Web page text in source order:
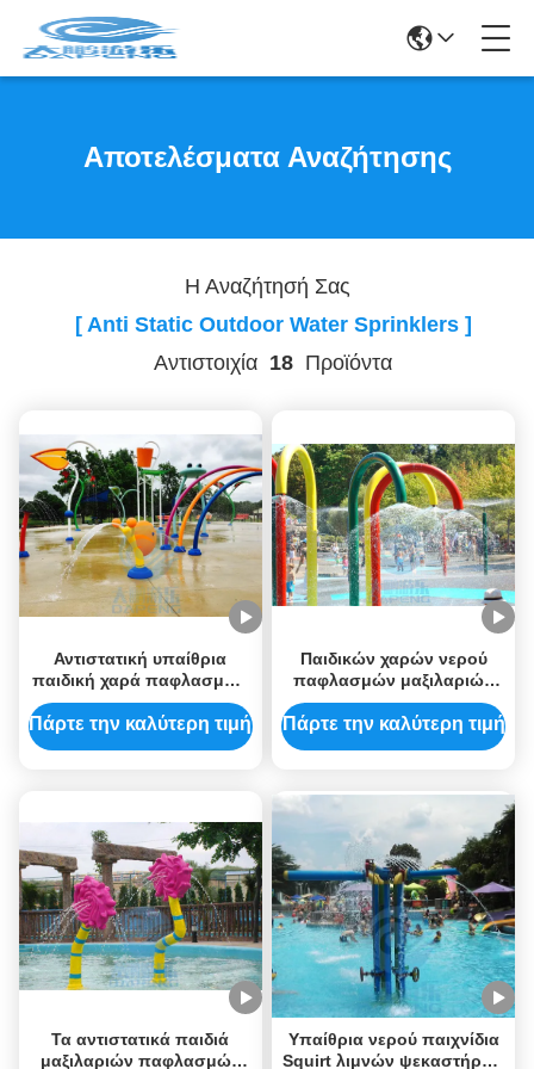
Αποτελέσματα Αναζήτησης
Η Αναζήτησή Σας
[ Anti Static Outdoor Water Sprinklers ]
Αντιστοιχία 18Προϊόντα
Αντιστατική υπαίθρια
παιδική χαρά παφλασμών
νερού σαλιγκαριών
ψεκαστήρων SS 304 νερού
Πάρτε την καλύτερη τιμή
Παιδικών χαρών νερού
παφλασμών μαξιλαριών
304L σύστημα
ψεκαστήρων νερού που
προσαρμόζεται υπαίθριο
Πάρτε την καλύτερη τιμή
Τα αντιστατικά παιδιά
μαξιλαριών παφλασμών
Υπαίθρια νερού παιχνίδια
Squirt λιμνών ψεκαστήρων